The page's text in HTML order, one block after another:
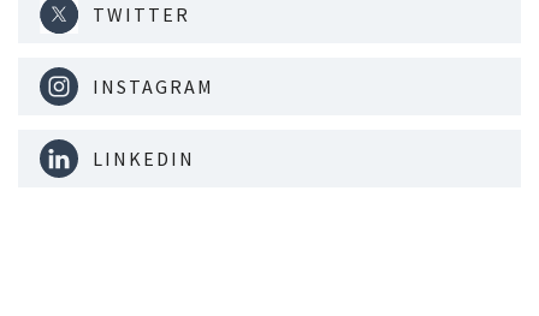
TWITTER
INSTAGRAM
LINKEDIN